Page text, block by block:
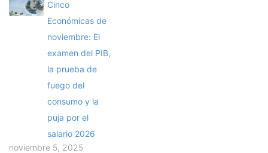
Cinco
Económicas de
noviembre: El
examen del PIB,
la prueba de
fuego del
consumo y la
puja por el
salario 2026
noviembre 5, 2025